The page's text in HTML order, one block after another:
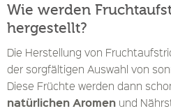
Wie werden
hergestellt?
Die Herstellung von
der sorgfältigen Auswahl von
Diese Früchte werden dann
natürlichen Aromen und